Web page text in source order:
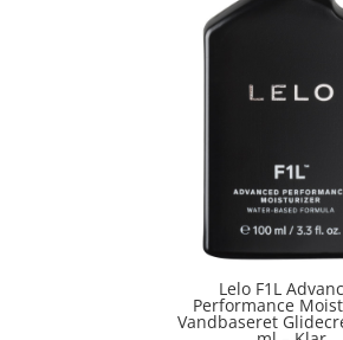
Lelo F1L
Performance
Vandbaseret